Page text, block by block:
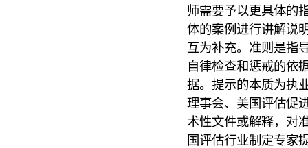
师需要予以更具体的
体的案例进行讲解说
互为补充。准则是指
自律检查和惩戒的依
据。提示的本质为执
理事会、美国评估促
术性文件或解释，对
国评估行业制定专家